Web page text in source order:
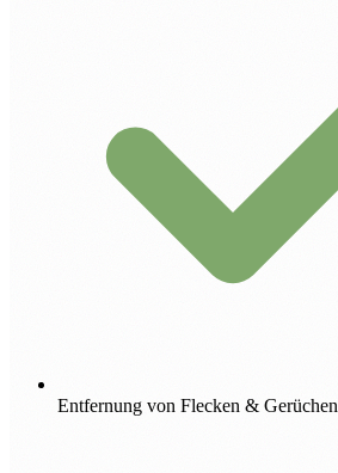
Entfernung von Flecken & Gerüchen